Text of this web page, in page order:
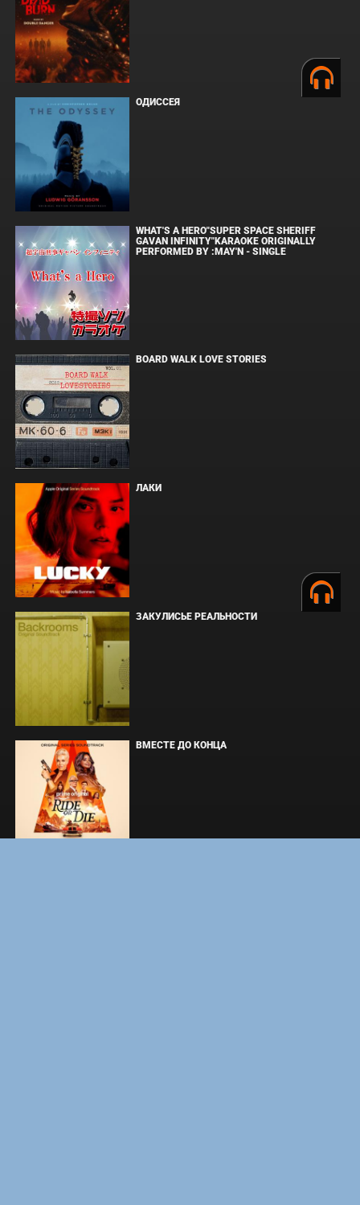
ОДИССЕЯ
WHAT'S A HERO"SUPER SPACE SHERIFF
GAVAN INFINITY"KARAOKE ORIGINALLY
PERFORMED BY :MAY'N - SINGLE
BOARD WALK LOVE STORIES
ЛАКИ
ЗАКУЛИСЬЕ РЕАЛЬНОСТИ
ВМЕСТЕ ДО КОНЦА